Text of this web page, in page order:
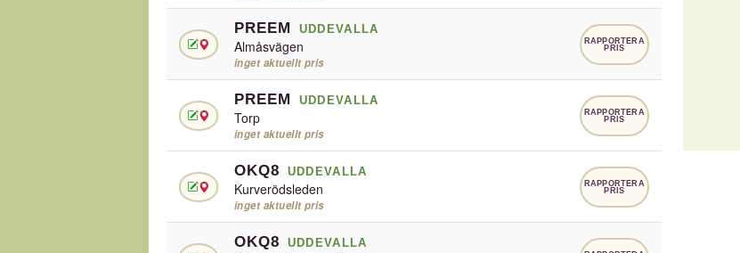
PREEM UDDEVALLA
Almåsvägen
inget aktuellt pris
RAPPORTERA
PRIS
PREEM UDDEVALLA
Torp
inget aktuellt pris
RAPPORTERA
PRIS
OKQ8 UDDEVALLA
Kurverödsleden
inget aktuellt pris
RAPPORTERA
PRIS
OKQ8 UDDEVALLA